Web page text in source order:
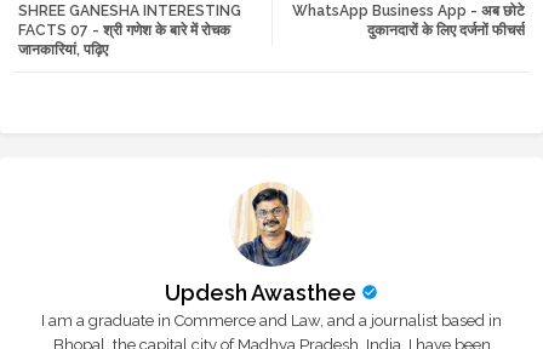
ats
WhatsApp Business App - अब छोटे
दुकानदारों के लिए दर्जनों फीचर्स
SHREE GANESHA INTERESTING
FACTS 07 - श्री गणेश के बारे में रोचक
जानकारियां, पढ़िए
Updesh Awasthee
I am a graduate in Commerce and Law, and a journalist based in
Bhopal, the capital city of Madhya Pradesh, India. I have been